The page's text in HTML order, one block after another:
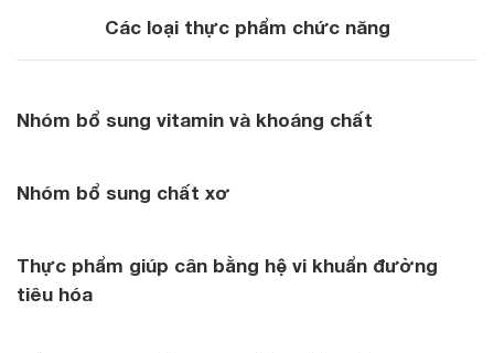
Các loại thực phẩm chức năng
Nhóm bổ sung vitamin và khoáng chất
Nhóm bổ sung chất xơ
Thực phẩm giúp cân bằng hệ vi khuẩn đường
tiêu hóa